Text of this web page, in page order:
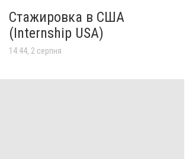
Стажировка в США
(Internship USA)
14:44, 2 серпня